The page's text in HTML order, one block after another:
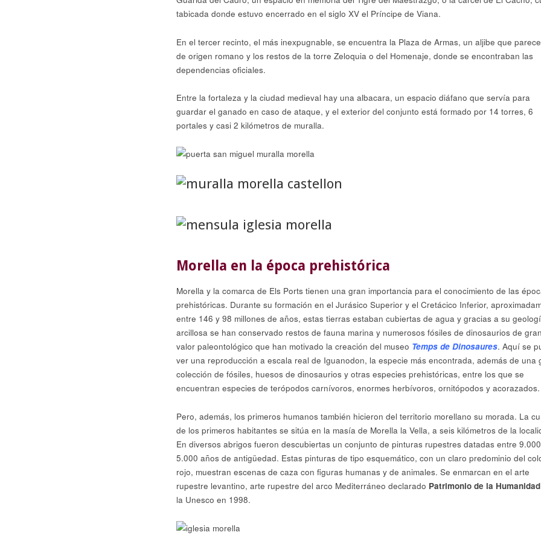
tabicada donde estuvo encerrado en el siglo XV el Príncipe de Viana.
En el tercer recinto, el más inexpugnable, se encuentra la Plaza de Armas, un aljibe que
de origen romano y los restos de la torre Zeloquia o del Homenaje, donde se encontraban las
dependencias oficiales.
Entre la fortaleza y la ciudad medieval hay una albacara, un espacio diáfano que servía para
guardar el ganado en caso de ataque, y el exterior del conjunto está formado por 14 torres, 6
portales y casi 2 kilómetros de muralla.
Morella en la época prehistórica
Morella y la comarca de Els Ports tienen una gran importancia para el conocimiento de las
prehistóricas. Durante su formación en el Jurásico Superior y el Cretácico Inferior,
entre 146 y 98 millones de años, estas tierras estaban cubiertas de agua y gracias a su
arcillosa se han conservado restos de fauna marina y numerosos fósiles de dinosaurios de
valor paleontológico que han motivado la creación del museo Temps de Dinosaures. Aquí se
ver una reproducción a escala real de Iguanodon, la especie más encontrada, además de una
colección de fósiles, huesos de dinosaurios y otras especies prehistóricas, entre los que se
encuentran especies de terópodos carnívoros, enormes herbívoros, ornitópodos y acorazados.
Pero, además, los primeros humanos también hicieron del territorio morellano su morada. La
de los primeros habitantes se sitúa en la masía de Morella la Vella, a seis kilómetros de la
En diversos abrigos fueron descubiertas un conjunto de pinturas rupestres datadas entre
5.000 años de antigüedad. Estas pinturas de tipo esquemático, con un claro predominio del
rojo, muestran escenas de caza con figuras humanas y de animales. Se enmarcan en el arte
rupestre levantino, arte rupestre del arco Mediterráneo declarado Patrimonio de la Humanidad
la Unesco en 1998.